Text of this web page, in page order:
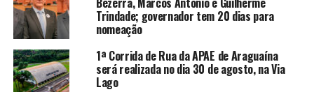
Trindade; governador tem 20 dias para
nomeação
1ª Corrida de Rua da APAE de Araguaína
será realizada no dia 30 de agosto, na Via
Lago